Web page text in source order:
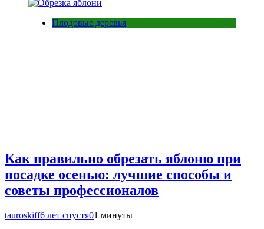
Плодовые деревья
Как правильно обрезать яблоню при
посадке осенью: лучшие способы и
советы профессионалов
tauroskiff6 лет спустя01 минуты